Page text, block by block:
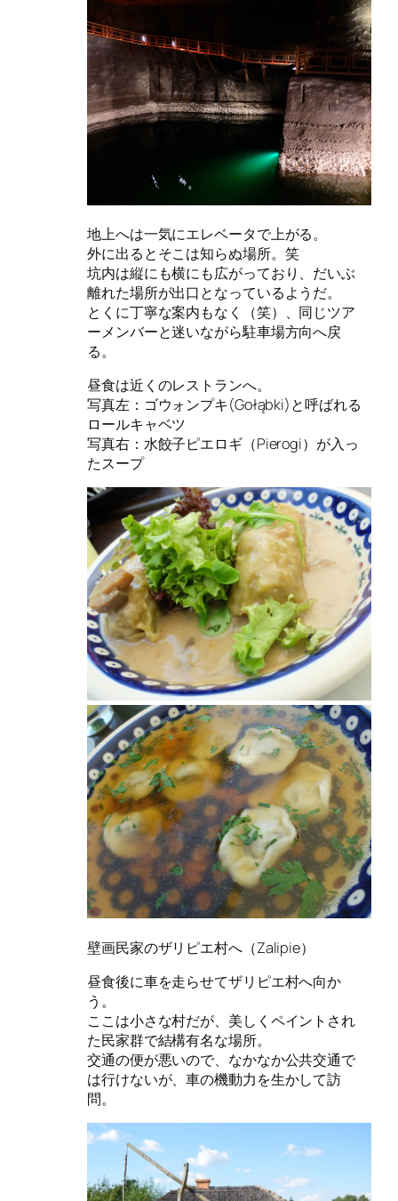
地上へは一気にエレベータで上がる。
外に出るとそこは知らぬ場所。笑
坑内は縦にも横にも広がっており、だいぶ
離れた場所が出口となっているようだ。
とくに丁寧な案内もなく（笑）、同じツア
ーメンバーと迷いながら駐車場方向へ戻
る。
昼食は近くのレストランへ。
写真左：ゴウォンプキ(Gołąbki)と呼ばれる
ロールキャベツ
写真右：水餃子ピエロギ（Pierogi）が入っ
たスープ
壁画民家のザリピエ村へ（Zalipie）
昼食後に車を走らせてザリピエ村へ向か
う。
ここは小さな村だが、美しくペイントされ
た民家群で結構有名な場所。
交通の便が悪いので、なかなか公共交通で
は行けないが、車の機動力を生かして訪
問。